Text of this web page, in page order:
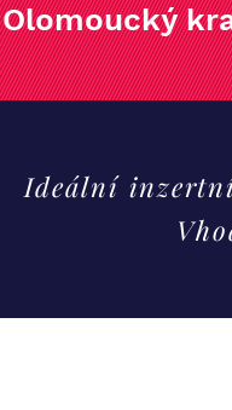
Olomoucký
Ideální